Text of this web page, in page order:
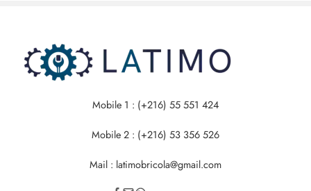
Mobile 1 : (+216) 55 551 424
Mobile 2 : (+216) 53 356 526
Mail : latimobricola@gmail.com